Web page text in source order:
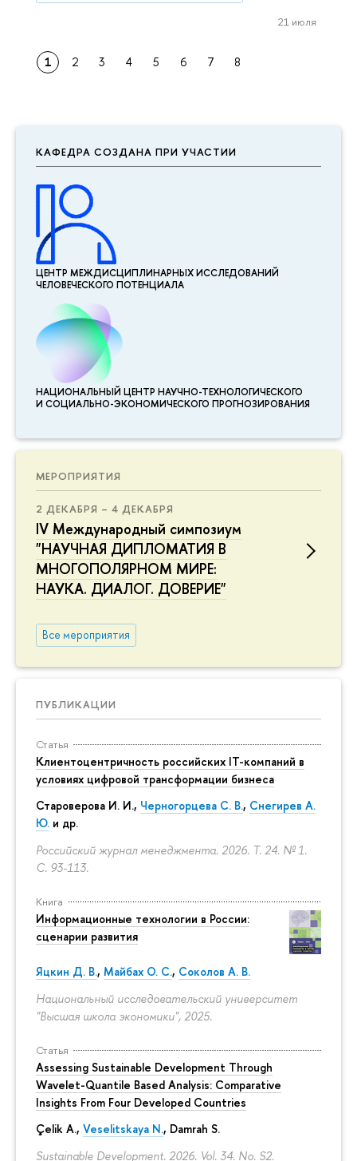
КАФЕДРА СОЗДАНА ПРИ УЧАСТИИ
ЦЕНТР МЕЖДИСЦИПЛИНАР­НЫХ ИССЛЕДОВАНИЙ
ЧЕЛОВЕЧЕСКОГО ПОТЕНЦИАЛА
НАЦИОНАЛЬНЫЙ ЦЕНТР НАУЧНО-ТЕХНОЛОГИЧЕСКОГО
И СОЦИАЛЬНО-ЭКОНОМИЧЕСКОГО ПРОГНОЗИРОВАНИЯ
МЕРОПРИЯТИЯ
2 ДЕКАБРЯ – 4 ДЕКАБРЯ
IV Международный симпозиум
"НАУЧНАЯ ДИПЛОМАТИЯ В
МНОГОПОЛЯРНОМ МИРЕ:
НАУКА. ДИАЛОГ. ДОВЕРИЕ"
Все мероприятия
ПУБЛИКАЦИИ
Статья
Клиентоцентричность российских IT-компаний в
условиях цифровой трансформации бизнеса
Староверова И. И., Черногорцева С. В., Снегирев А.
Ю. и др.
Российский журнал менеджмента. 2026. Т. 24. № 1.
С. 93-113.
Книга
Информационные технологии в России:
сценарии развития
Яцкин Д. В., Майбах О. С., Соколов А. В.
Национальный исследовательский университет
"Высшая школа экономики", 2025.
Статья
Assessing Sustainable Development Through
Wavelet-Quantile Based Analysis: Comparative
Insights From Four Developed Countries
Çelik A., Veselitskaya N., Damrah S.
Sustainable Development. 2026. Vol. 34. No. S2.
21 июля
1 2 3 4 5 6 7 8